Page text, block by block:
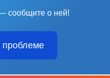
сообщите о ней!